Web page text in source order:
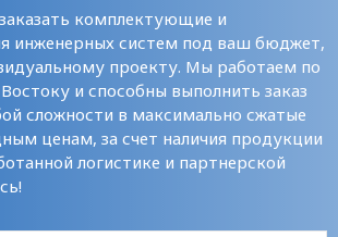
комплектующие и
инженерных систем под ваш бюджет,
проекту. Мы работаем по
и способны выполнить заказ
сложности в максимально сжатые
ценам, за счет наличия продукции
логистике и партнерской